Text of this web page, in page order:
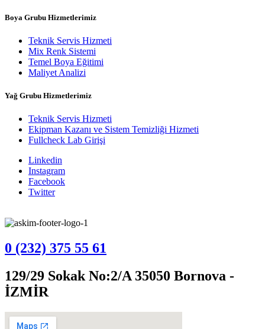
Boya Grubu Hizmetlerimiz
Teknik Servis Hizmeti
Mix Renk Sistemi
Temel Boya Eğitimi
Maliyet Analizi
Yağ Grubu Hizmetlerimiz
Teknik Servis Hizmeti
Ekipman Kazanı ve Sistem Temizliği Hizmeti
Fullcheck Lab Girişi
Linkedin
Instagram
Facebook
Twitter
0 (232) 375 55 61
129/29 Sokak No:2/A 35050 Bornova -
İZMİR